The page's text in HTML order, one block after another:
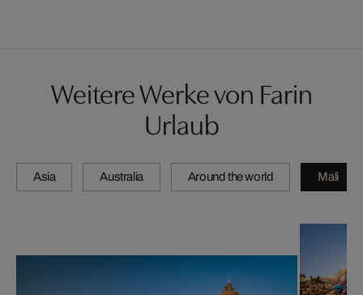
Weitere Werke von Farin
Urlaub
Asia Australia Around the world Mali